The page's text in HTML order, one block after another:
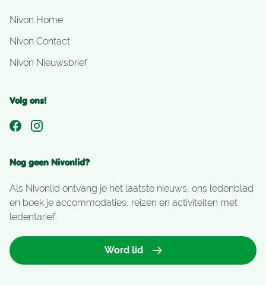
Nivon Home
Nivon Contact
Nivon Nieuwsbrief
Volg ons!
Nog geen Nivonlid?
Als Nivonlid ontvang je het laatste nieuws, ons ledenblad
en boek je accommodaties, reizen en activiteiten met
ledentarief.
Word lid